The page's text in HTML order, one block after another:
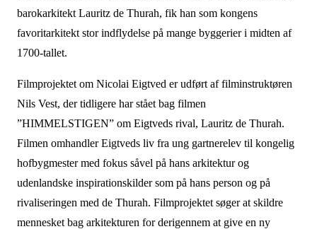
barokarkitekt Lauritz de Thurah, fik han som kongens
favoritarkitekt stor indflydelse på mange byggerier i midten af
1700-tallet.
Filmprojektet om Nicolai Eigtved er udført af filminstruktøren
Nils Vest, der tidligere har stået bag filmen
”HIMMELSTIGEN” om Eigtveds rival, Lauritz de Thurah.
Filmen omhandler Eigtveds liv fra ung gartnerelev til kongelig
hofbygmester med fokus såvel på hans arkitektur og
udenlandske inspirationskilder som på hans person og på
rivaliseringen med de Thurah. Filmprojektet søger at skildre
mennesket bag arkitekturen for derigennem at give en ny